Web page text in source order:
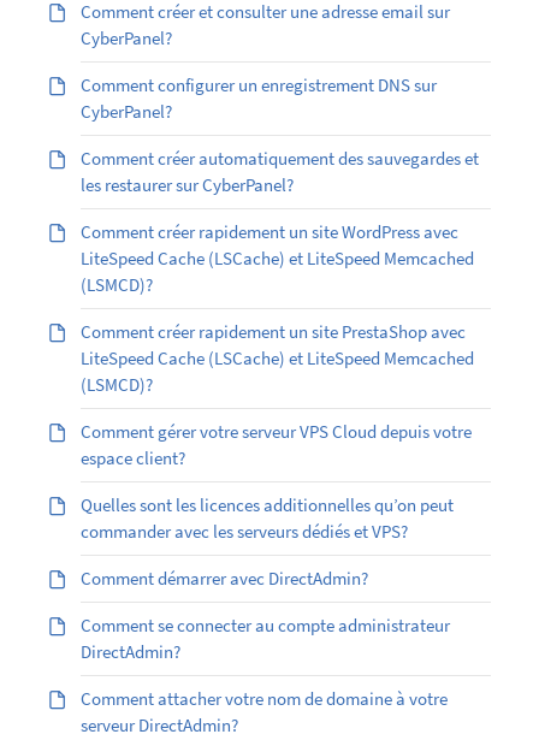
Comment créer et consulter une adresse email sur
CyberPanel?
Comment configurer un enregistrement DNS sur
CyberPanel?
Comment créer automatiquement des sauvegardes et
les restaurer sur CyberPanel?
Comment créer rapidement un site WordPress avec
LiteSpeed Cache (LSCache) et LiteSpeed Memcached
(LSMCD)?
Comment créer rapidement un site PrestaShop avec
LiteSpeed Cache (LSCache) et LiteSpeed Memcached
(LSMCD)?
Comment gérer votre serveur VPS Cloud depuis votre
espace client?
Quelles sont les licences additionnelles qu’on peut
commander avec les serveurs dédiés et VPS?
Comment démarrer avec DirectAdmin?
Comment se connecter au compte administrateur
DirectAdmin?
Comment attacher votre nom de domaine à votre
serveur DirectAdmin?